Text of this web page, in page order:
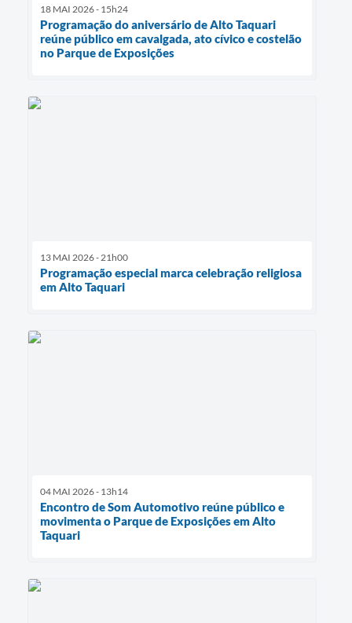
18 MAI 2026 - 15h24
Programação do aniversário de Alto Taquari
reúne público em cavalgada, ato cívico e costelão
no Parque de Exposições
13 MAI 2026 - 21h00
Programação especial marca celebração religiosa
em Alto Taquari
04 MAI 2026 - 13h14
Encontro de Som Automotivo reúne público e
movimenta o Parque de Exposições em Alto
Taquari